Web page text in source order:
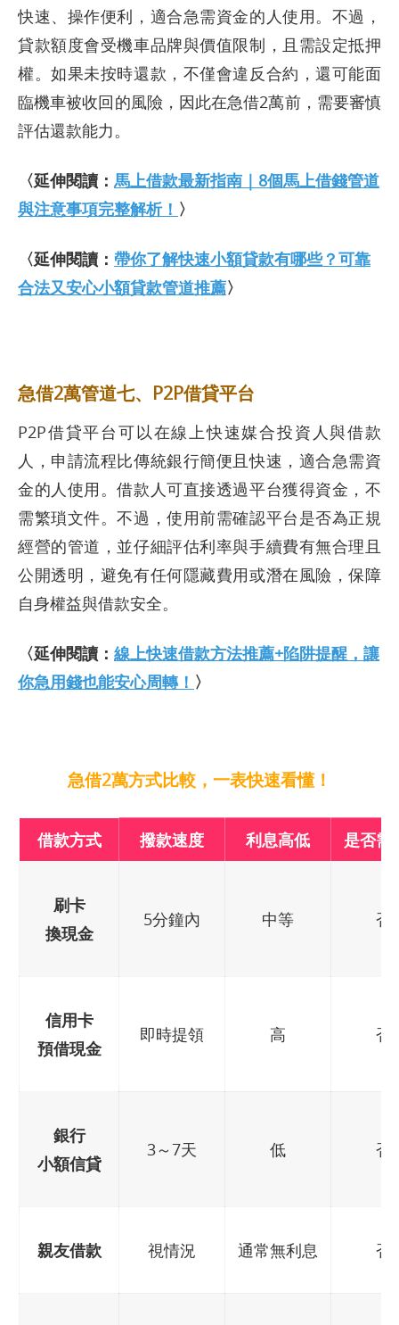
快速、操作便利，適合急需資金的人使用。不過，
貸款額度會受機車品牌與價值限制，且需設定抵押
權。如果未按時還款，不僅會違反合約，還可能面
臨機車被收回的風險，因此在急借2萬前，需要審慎
評估還款能力。
〈延伸閱讀： 馬上借款最新指南｜8個馬上借錢管道
與注意事項完整解析！ 〉
〈延伸閱讀： 帶你了解快速小額貸款有哪些？可靠
合法又安心小額貸款管道推薦〉
急借2萬管道七、P2P借貸平台
P2P借貸平台可以在線上快速媒合投資人與借款
人，申請流程比傳統銀行簡便且快速，適合急需資
金的人使用。借款人可直接透過平台獲得資金，不
需繁瑣文件。不過，使用前需確認平台是否為正規
經營的管道，並仔細評估利率與手續費有無合理且
公開透明，避免有任何隱藏費用或潛在風險，保障
自身權益與借款安全。
〈延伸閱讀： 線上快速借款方法推薦+陷阱提醒，讓
你急用錢也能安心周轉！ 〉
急借2萬方式比較，一表快速看懂！
借款方式 撥款速度 利息高低 是否需
刷卡
換現金
5分鐘內 中等 否
信用卡
預借現金
即時提領 高 否
銀行
小額信貸
3～7天 低 否
親友借款 視情況 通常無利息 否